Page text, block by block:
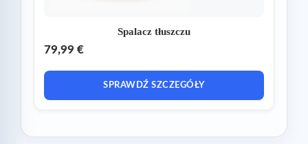
Spalacz tłuszczu
79,99 €
SPRAWDŹ SZCZEGÓŁY